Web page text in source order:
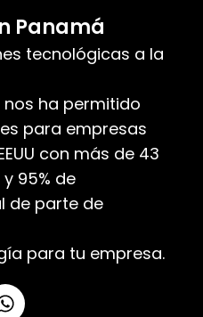
Panamá
tecnológicas a la
nos ha permitido
para empresas
con más de 43
95% de
de parte de
para tu empresa.